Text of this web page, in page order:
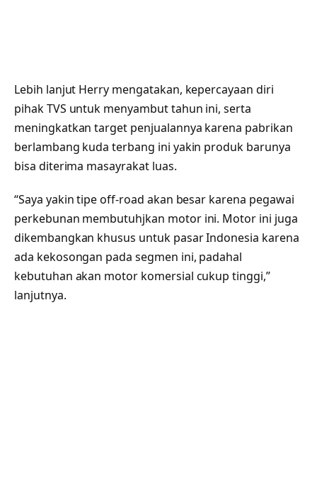
Lebih lanjut Herry mengatakan, kepercayaan diri
pihak TVS untuk menyambut tahun ini, serta
meningkatkan target penjualannya karena pabrikan
berlambang kuda terbang ini yakin produk barunya
bisa diterima masayrakat luas.
“Saya yakin tipe off-road akan besar karena pegawai
perkebunan membutuhjkan motor ini. Motor ini juga
dikembangkan khusus untuk pasar Indonesia karena
ada kekosongan pada segmen ini, padahal
kebutuhan akan motor komersial cukup tinggi,”
lanjutnya.